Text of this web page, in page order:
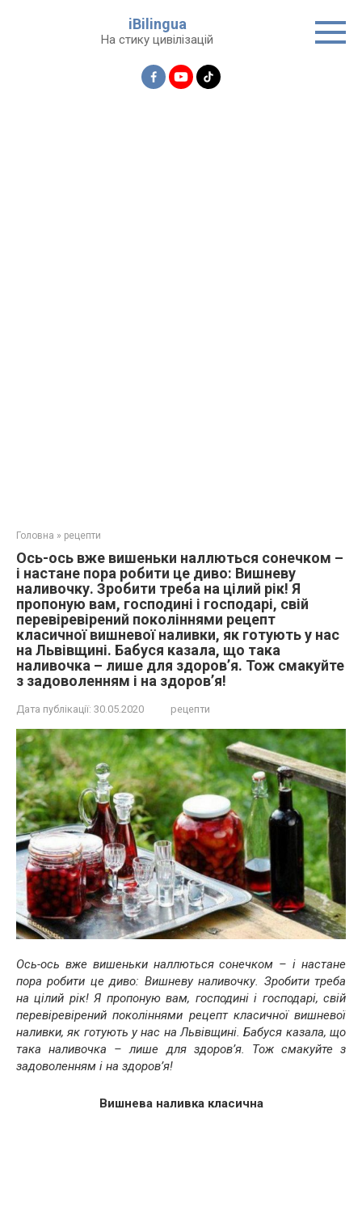
iBilingua
На стику цивілізацій
Головна » рецепти
Ось-ось вже вишеньки наллються сонечком –
і настане пора робити це диво: Вишневу
наливочку. Зробити треба на цілий рік! Я
пропоную вам, господині і господарі, свій
перевіревірений поколіннями рецепт
класичної вишневої наливки, як готують у нас
на Львівщині. Бабуся казала, що така
наливочка – лише для здоров’я. Тож смакуйте
з задоволенням і на здоров’я!
Дата публікації: 30.05.2020 рецепти
Ось-ось вже вишеньки наллються сонечком – і настане
пора робити це диво: Вишневу наливочку. Зробити треба
на цілий рік! Я пропоную вам, господині і господарі, свій
перевіревірений поколіннями рецепт класичної вишневої
наливки, як готують у нас на Львівщині. Бабуся казала, що
така наливочка – лише для здоров’я. Тож смакуйте з
задоволенням і на здоров’я!
Вишнева наливка класична